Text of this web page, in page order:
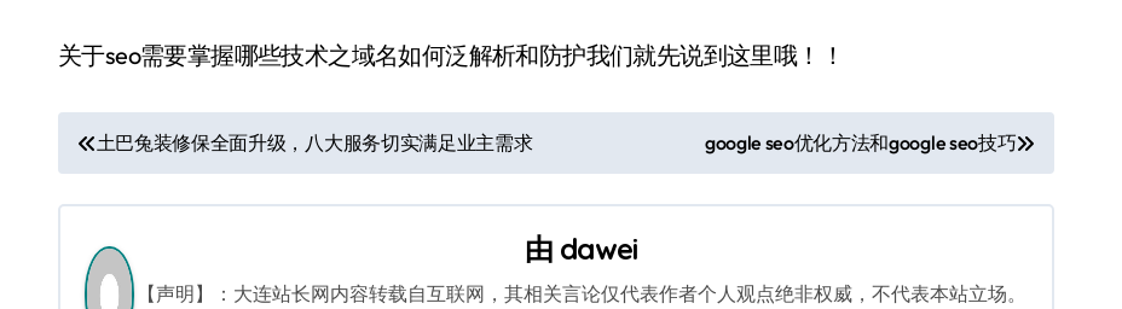
关于seo需要掌握哪些技术之域名如何泛解析和防护我们就先说到这里哦！！
文
章
航
土巴兔装修保全面升级，八大服务切实满足业主需求 google seo优化方法和google seo技巧
由 dawei
【声明】：大连站长网内容转载自互联网，其相关言论仅代表作者个人观点绝非权威，不代表本站立场。